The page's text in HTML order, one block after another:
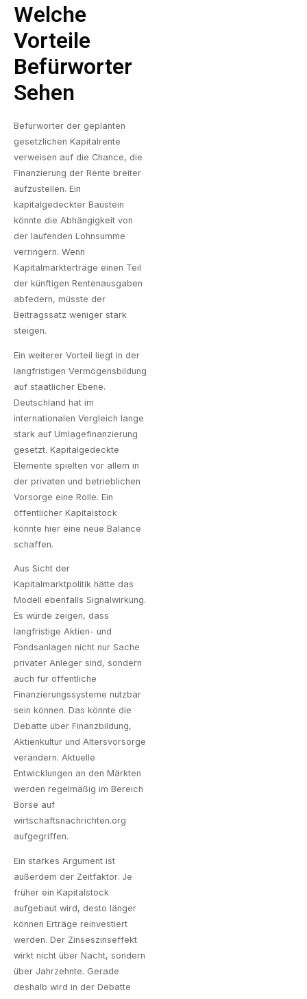
Welche
Vorteile
Befürworter
Sehen
Befürworter der geplanten
gesetzlichen Kapitalrente
verweisen auf die Chance, die
Finanzierung der Rente breiter
aufzustellen. Ein
kapitalgedeckter Baustein
könnte die Abhängigkeit von
der laufenden Lohnsumme
verringern. Wenn
Kapitalmarkterträge einen Teil
der künftigen Rentenausgaben
abfedern, müsste der
Beitragssatz weniger stark
steigen.
Ein weiterer Vorteil liegt in der
langfristigen Vermögensbildung
auf staatlicher Ebene.
Deutschland hat im
internationalen Vergleich lange
stark auf Umlagefinanzierung
gesetzt. Kapitalgedeckte
Elemente spielten vor allem in
der privaten und betrieblichen
Vorsorge eine Rolle. Ein
öffentlicher Kapitalstock
könnte hier eine neue Balance
schaffen.
Aus Sicht der
Kapitalmarktpolitik hätte das
Modell ebenfalls Signalwirkung.
Es würde zeigen, dass
langfristige Aktien- und
Fondsanlagen nicht nur Sache
privater Anleger sind, sondern
auch für öffentliche
Finanzierungssysteme nutzbar
sein können. Das könnte die
Debatte über Finanzbildung,
Aktienkultur und Altersvorsorge
verändern. Aktuelle
Entwicklungen an den Märkten
werden regelmäßig im Bereich
Börse auf
wirtschaftsnachrichten.org
aufgegriffen.
Ein starkes Argument ist
außerdem der Zeitfaktor. Je
früher ein Kapitalstock
aufgebaut wird, desto länger
können Erträge reinvestiert
werden. Der Zinseszinseffekt
wirkt nicht über Nacht, sondern
über Jahrzehnte. Gerade
deshalb wird in der Debatte